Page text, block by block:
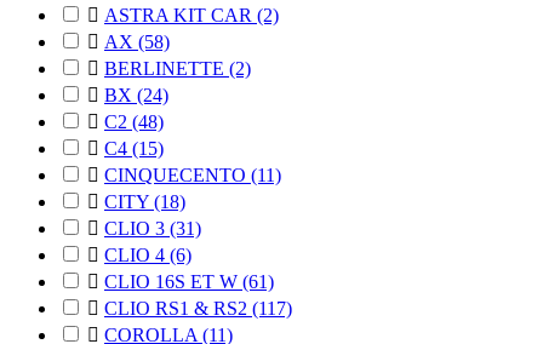
 ASTRA KIT CAR (2)
 AX (58)
 BERLINETTE (2)
 BX (24)
 C2 (48)
 C4 (15)
 CINQUECENTO (11)
 CITY (18)
 CLIO 3 (31)
 CLIO 4 (6)
 CLIO 16S ET W (61)
 CLIO RS1 & RS2 (117)
 COROLLA (11)